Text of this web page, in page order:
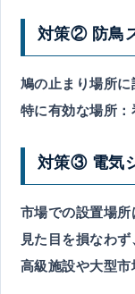
対策② 防鳥
鳩の止まり場所に
特に有効な場所：
対策③ 電気
市場での設置場
見た目を損なわず
高級施設や大型市